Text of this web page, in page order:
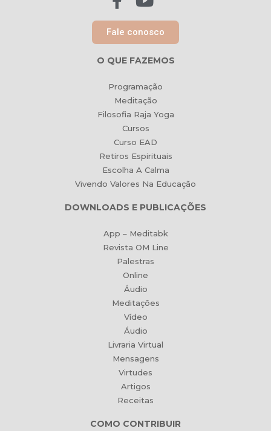
Fale conosco
O QUE FAZEMOS
Programação
Meditação
Filosofia Raja Yoga
Cursos
Curso EAD
Retiros Espirituais
Escolha A Calma
Vivendo Valores Na Educação
DOWNLOADS E PUBLICAÇÕES
App – Meditabk
Revista OM Line
Palestras
Online
Áudio
Meditações
Vídeo
Áudio
Livraria Virtual
Mensagens
Virtudes
Artigos
Receitas
COMO CONTRIBUIR